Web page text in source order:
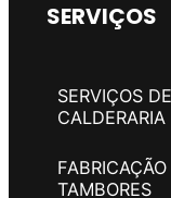
SERVIÇOS
SERVIÇOS
CALDERARIA
TAMBORES